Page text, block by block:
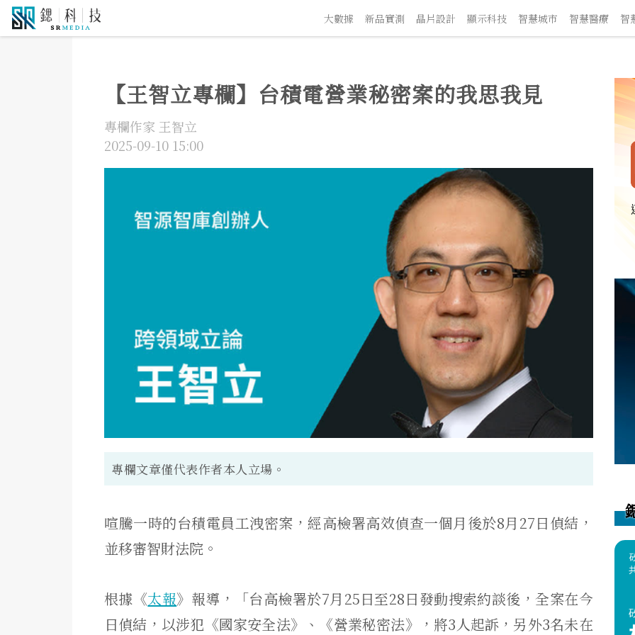
【王智立專欄】台積電營業秘密案的我思我見
專欄作家 王智立
2025-09-10 15:00
專欄文章僅代表作者本人立場。
喧騰一時的台積電員工洩密案， 經高檢署高效偵查一個月後於8月27日偵結，
並移審智財法院。
根據《太報》報導，「台高檢署於7月25日至28日發動搜索約談後，全案在今
日偵結，以涉犯《國家安全法》、《營業秘密法》， 將3人起訴， 另外3名未在
5G通訊 大數據 新品實測 晶片設計 顯示科技 智慧城市 智慧醫療 智慧交